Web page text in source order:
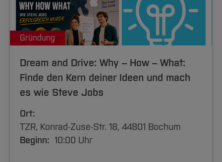
Gründung
Dream and Drive: Why – How – What:
Finde den Kern deiner Ideen und mach
es wie Steve Jobs
Ort:
TZR, Konrad-Zuse-Str. 18, 44801 Bochum
Beginn: 10:00 Uhr